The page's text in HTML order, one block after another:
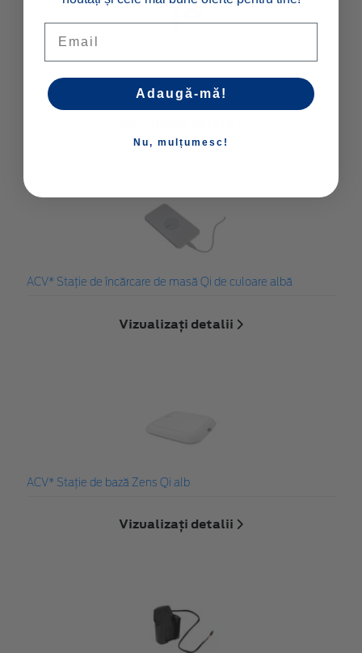
Pioneer* Antena DAB
ACV* Stație de încărcare de masă Qi de culoare albă
Vizualizați detalii
ACV* Stație de bază Zens Qi alb
Vizualizați detalii
Adaugă-mă!
Nu, mulțumesc!